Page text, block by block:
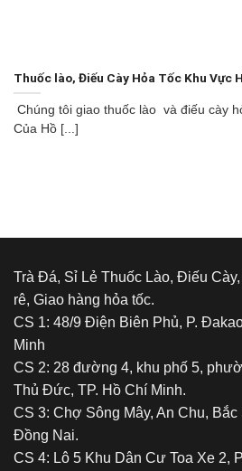
Thuốc lào, Điếu Cày Hỏa Tốc Khu Vực
Chúng tôi giao thuốc lào và điếu cày
Của Hồ [...]
Trà Đá, Sỉ Lẻ Thuốc Lào, Điếu
rê, Giao hàng hỏa tốc.
CS 1: 48/9 Điện Biên Phủ, P.
Minh
CS 2: 28 đường 4, khu phố 5,
Thủ Đức, TP. Hồ Chí Minh.
CS 3: Chợ Sông Mây, An Chu,
Đồng Nai.
CS 4: Lô 5 Khu Dân Cư Toa Xe 2,